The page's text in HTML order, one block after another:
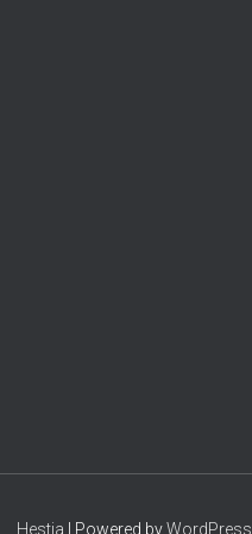
Hestia | Powered byWordPress